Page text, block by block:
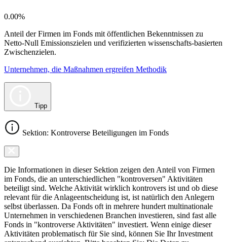
0.00%
Anteil der Firmen im Fonds mit öffentlichen Bekenntnissen zu
Netto-Null Emissionszielen und verifizierten wissenschafts-basierten
Zwischenzielen.
Unternehmen, die Maßnahmen ergreifen Methodik
Tipp
Sektion: Kontroverse Beteiligungen im Fonds
Die Informationen in dieser Sektion zeigen den Anteil von Firmen
im Fonds, die an unterschiedlichen "kontroversen" Aktivitäten
beteiligt sind. Welche Aktivität wirklich kontrovers ist und ob diese
relevant für die Anlageentscheidung ist, ist natürlich den Anlegern
selbst überlassen. Da Fonds oft in mehrere hundert multinationale
Unternehmen in verschiedenen Branchen investieren, sind fast alle
Fonds in "kontroverse Aktivitäten" investiert. Wenn einige dieser
Aktivitäten problematisch für Sie sind, können Sie Ihr Investment